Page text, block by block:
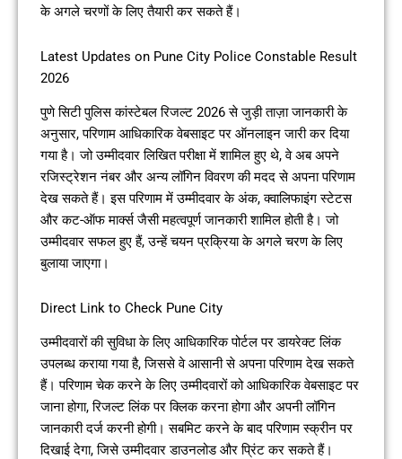
के अगले चरणों के लिए तैयारी कर सकते हैं।
Latest Updates on Pune City Police Constable Result
2026
पुणे सिटी पुलिस कांस्टेबल रिजल्ट 2026 से जुड़ी ताज़ा जानकारी के
अनुसार, परिणाम आधिकारिक वेबसाइट पर ऑनलाइन जारी कर दिया
गया है। जो उम्मीदवार लिखित परीक्षा में शामिल हुए थे, वे अब अपने
रजिस्ट्रेशन नंबर और अन्य लॉगिन विवरण की मदद से अपना परिणाम
देख सकते हैं। इस परिणाम में उम्मीदवार के अंक, क्वालिफाइंग स्टेटस
और कट-ऑफ मार्क्स जैसी महत्वपूर्ण जानकारी शामिल होती है। जो
उम्मीदवार सफल हुए हैं, उन्हें चयन प्रक्रिया के अगले चरण के लिए
बुलाया जाएगा।
Direct Link to Check Pune City
उम्मीदवारों की सुविधा के लिए आधिकारिक पोर्टल पर डायरेक्ट लिंक
उपलब्ध कराया गया है, जिससे वे आसानी से अपना परिणाम देख सकते
हैं। परिणाम चेक करने के लिए उम्मीदवारों को आधिकारिक वेबसाइट पर
जाना होगा, रिजल्ट लिंक पर क्लिक करना होगा और अपनी लॉगिन
जानकारी दर्ज करनी होगी। सबमिट करने के बाद परिणाम स्क्रीन पर
दिखाई देगा, जिसे उम्मीदवार डाउनलोड और प्रिंट कर सकते हैं।